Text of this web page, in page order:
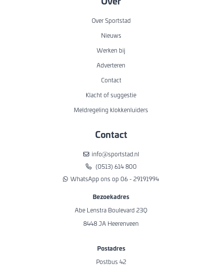
Over Sportstad
Nieuws
Werken bij
Adverteren
Contact
Klacht of suggestie
Meldregeling klokkenluiders
Contact
info@sportstad.nl
(0513) 614 800
WhatsApp ons op 06 - 29191994
Bezoekadres
Abe Lenstra Boulevard 23Q
8448 JA Heerenveen
Postadres
Postbus 42